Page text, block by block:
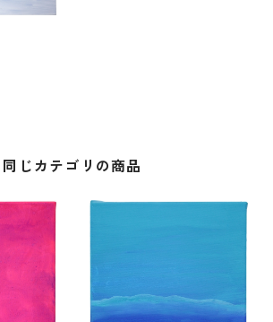
同じカテゴリの商品